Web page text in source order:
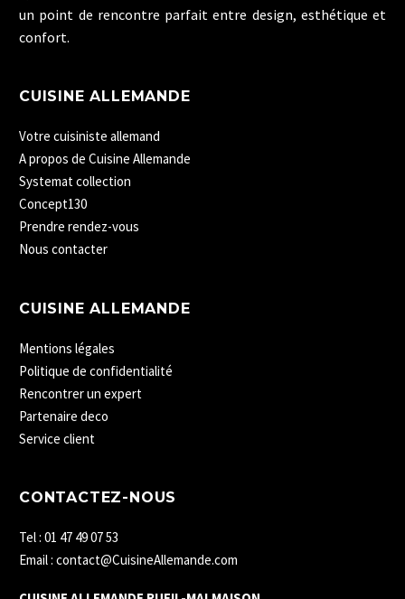
un point de rencontre parfait entre design, esthétique et
confort.
CUISINE ALLEMANDE
Votre cuisiniste allemand
A propos de Cuisine Allemande
Systemat collection
Concept130
Prendre rendez-vous
Nous contacter
CUISINE ALLEMANDE
Mentions légales
Politique de confidentialité
Rencontrer un expert
Partenaire deco
Service client
CONTACTEZ-NOUS
Tel : 01 47 49 07 53
Email : contact@CuisineAllemande.com